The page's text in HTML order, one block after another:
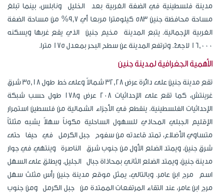
مدينة فلسطينية في الضفة الغربية بعد الخليل ونابلس، بينما تبلغ
مساحة محافظة جنين 583 كيلومترا مربعا أي 9,7% من مساحة الضفة
الغربية الإجمالية. يتبع المدينة مخيم جنين الذي يقع غربها ويسكنه
16,000 لاجئ. وترتفع المدينة عن سطح البحر بمعدل 175 مترا.
الأهمية الجغرافية لمدينة جنين
تقع مدينة جنين على دائرة عرض 32,28 شمالاً وعلى خط طول 35,18 شرق
غرينتش، كما تقع على الإحداثيات 208 عرض و178 طول حسب شبكة
الإحداثيات الفلسطينية. ينقطع في الأجزاء الشمالية من فلسطين استمرار
الإقليم الجبلي المحاذي للسهول الساحلية مكوناً سهلاً يشبه مثلثاً
متساوي الأضلاع، تمتد قاعدته من سفوح جبل الكرمل في حيفا حتى
شرق جنين، ويمتد الضلع الأول من جنوب شرق الناصرة وينتهي في جوار
مدينة جنين، ويمتد الضلع الثاني بمحاذاة جبال الجليل. ويطلق على السهل
اسم مرج ابن عامر. وبالتالي، يمثل موقع مدينة جنين رأس مثلث سهل
مرج ابن عامر، عند التقاء المرتفعات الممتدة من جبل الكرمل ومن جنوب